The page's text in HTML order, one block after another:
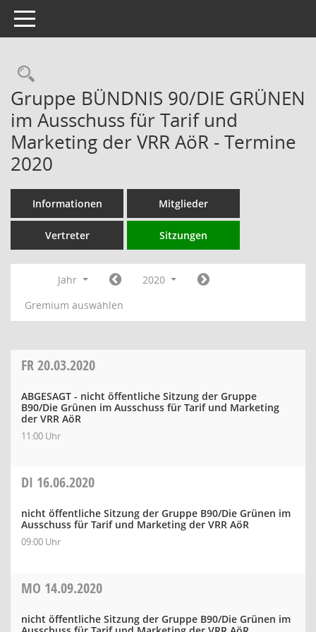
Toggle navigation
Rechercheauswahl
Gruppe BÜNDNIS 90/DIE GRÜNEN
im Ausschuss für Tarif und
Marketing der VRR AöR - Termine
2020
Informationen Mitglieder
Vertreter Sitzungen
Jahr
2020
Gremium auswählen
FR20.03.2020
ABGESAGT - nicht öffentliche Sitzung der Gruppe
B90/Die Grünen im Ausschuss für Tarif und Marketing
der VRR AöR
11:00 Uhr
DI 16.06.2020
nicht öffentliche Sitzung der Gruppe B90/Die Grünen im
Ausschuss für Tarif und Marketing der VRR AöR
09:00 Uhr
MO 14.09.2020
nicht öffentliche Sitzung der Gruppe B90/Die Grünen im